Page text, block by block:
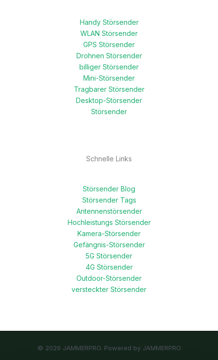
Handy Störsender
WLAN Störsender
GPS Störsender
Drohnen Störsender
billiger Störsender
Mini-Störsender
Tragbarer Störsender
Desktop-Störsender
Störsender
Schnelle Links
Störsender Blog
Störsender Tags
Antennenstörsender
Hochleistungs Störsender
Kamera-Störsender
Gefängnis-Störsender
5G Störsender
4G Störsender
Outdoor-Störsender
versteckter Störsender
© 2026 JAMMERPRO. Powered by JAMMERPRO